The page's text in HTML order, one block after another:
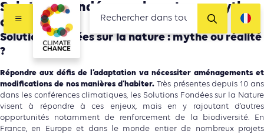
Solutions fondées sur la nature : mythe
ou réalité ?
Solutions fondées sur la nature : mythe ou réalité
?
Répondre aux défis de l’adaptation va nécessiter aménagements et
modifications de nos manières d’habiter. Très présentes depuis 10 ans
dans les conférences climatiques, les Solutions Fondées sur la Nature
visent à répondre à ces enjeux, mais en y rajoutant d’autres
opportunités notamment de renforcement de la biodiversité. En
France, en Europe et dans le monde entier de nombreux projets